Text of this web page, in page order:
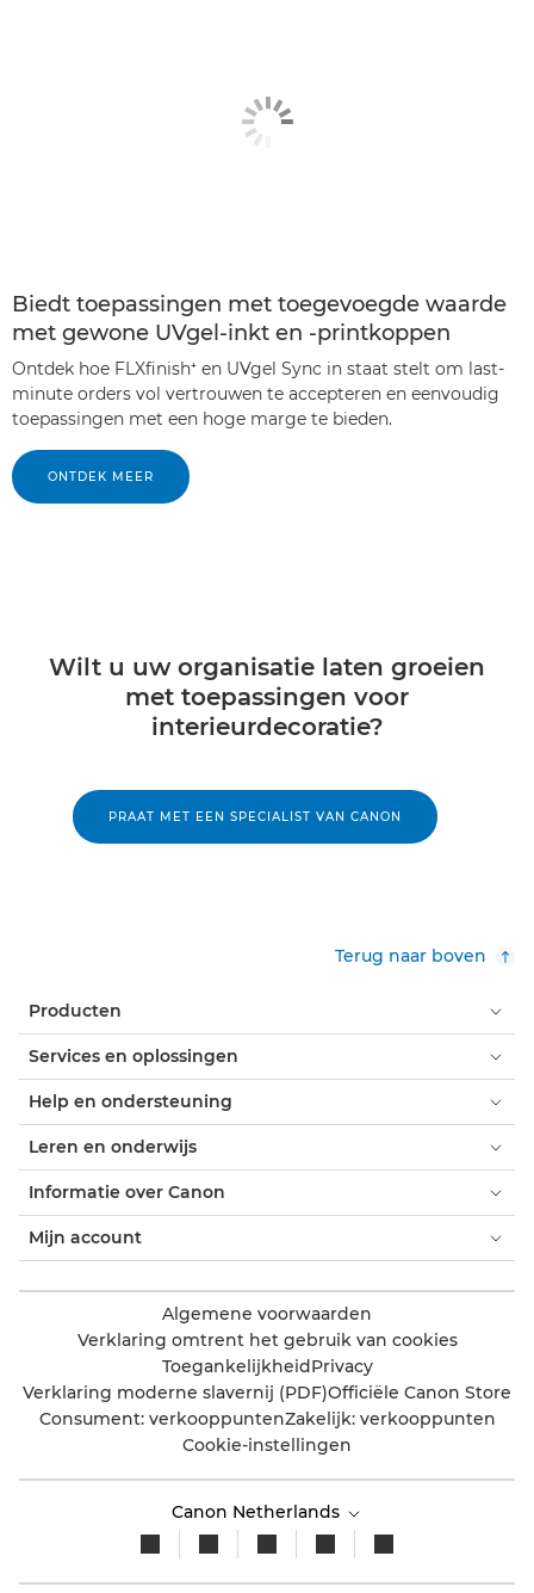
Biedt toepassingen met toegevoegde waarde
met gewone UVgel-inkt en -printkoppen
Ontdek hoe FLXfinish⁺ en UVgel Sync in staat stelt om last-
minute orders vol vertrouwen te accepteren en eenvoudig
toepassingen met een hoge marge te bieden.
ONTDEK MEER
Wilt u uw organisatie laten groeien
met toepassingen voor
interieurdecoratie?
PRAAT MET EEN SPECIALIST VAN CANON
Terug naar boven
Producten
Services en oplossingen
Help en ondersteuning
Leren en onderwijs
Informatie over Canon
Mijn account
Algemene voorwaarden
Verklaring omtrent het gebruik van cookies
ToegankelijkheidPrivacy
Verklaring moderne slavernij (PDF)Officiële Canon Store
Consument: verkooppuntenZakelijk: verkooppunten
Cookie-instellingen
Canon Netherlands